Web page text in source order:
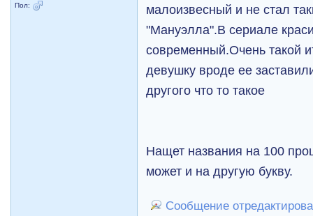
Пол:
малоизвесный и не стал
"Мануэлла".В сериале
современный.Очень такой
девушку вроде ее
другого что то такое
Нащет названия на 100
может и на другую букву.
Сообщение